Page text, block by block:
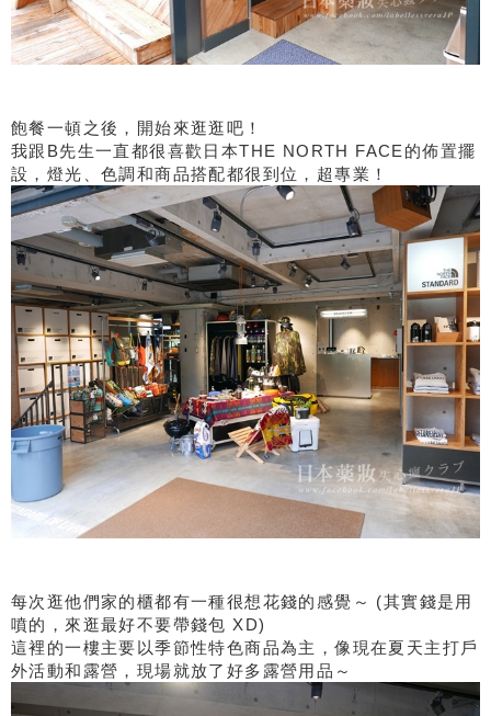
飽餐一頓之後，開始來逛逛吧！
我跟B先生一直都很喜歡日本THE NORTH FACE的佈置擺
設，燈光、色調和商品搭配都很到位，超專業！
每次逛他們家的櫃都有一種很想花錢的感覺～ (其實錢是用
噴的，來逛最好不要帶錢包 XD)
這裡的一樓主要以季節性特色商品為主，像現在夏天主打戶
外活動和露營，現場就放了好多露營用品～